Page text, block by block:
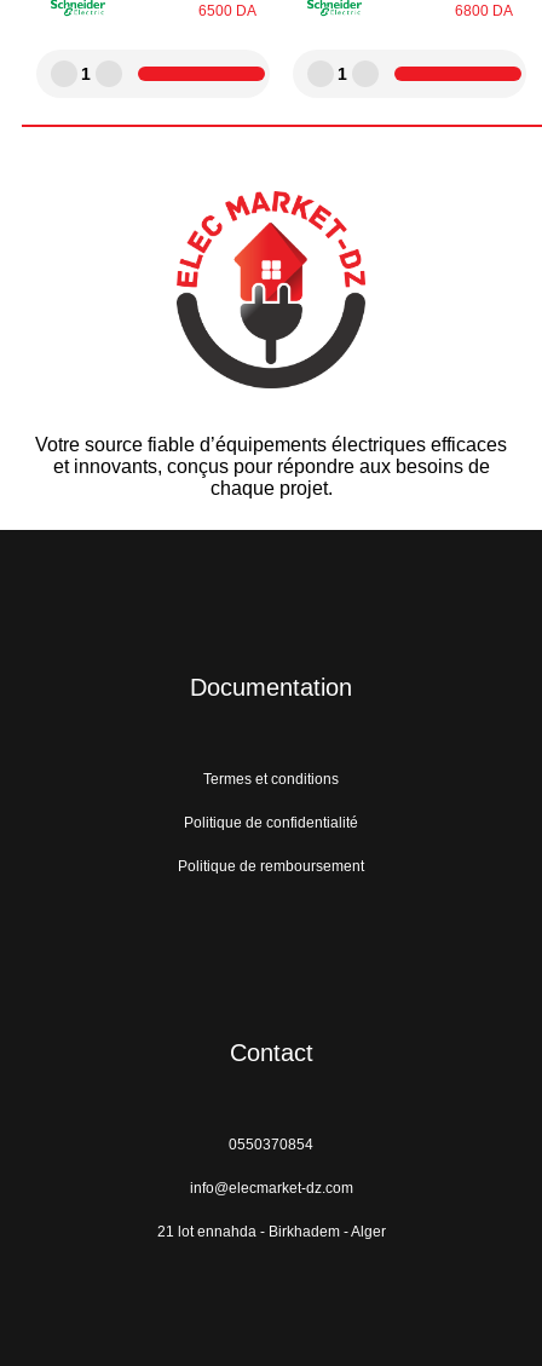
6500 DA
1
6800 DA
1
Votre source fiable d’équipements électriques efficaces
et innovants, conçus pour répondre aux besoins de
chaque projet.
Documentation
Termes et conditions
Politique de confidentialité
Politique de remboursement
Contact
0550370854
info@elecmarket-dz.com
21 lot ennahda - Birkhadem - Alger